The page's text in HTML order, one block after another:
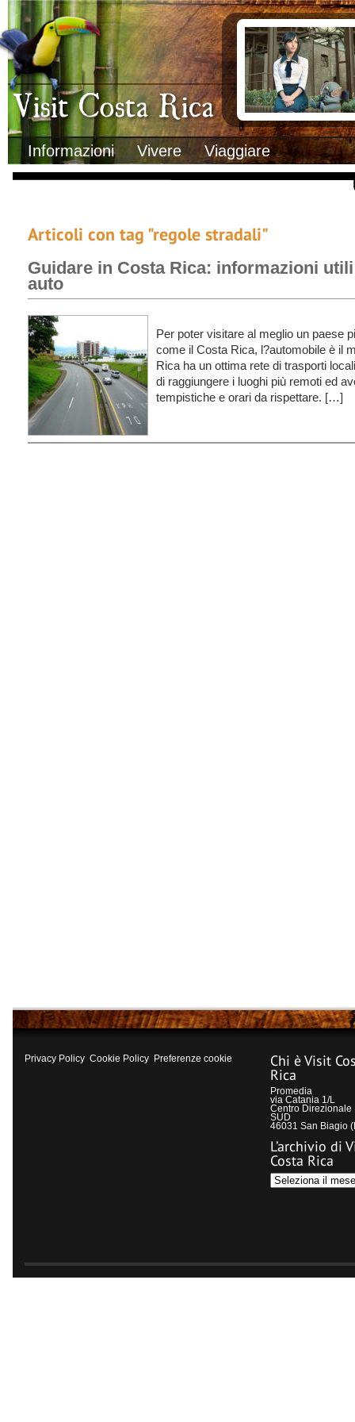
Visit Costa Rica
Informazioni Vivere Viaggiare
Clima
Geografia
Informazioni Geografiche
Letteratura e cultura
Gastronomia
Lo sapevi che
Musica
Natura
Storia
Trasporti Interni
Documenti
Italiani in Costa
L’ambasciata
Opportunità
Articoli con tag "regole stradali"
Guidare in Costa Rica: informazioni
auto
Per poter visitare al meglio un paese
come il Costa Rica, l?automobile è il
Rica ha un ottima rete di trasporti
di raggiungere i luoghi più remoti ed
tempistiche e orari da rispettare. […]
Privacy Policy Cookie Policy Preferenze cookie Chi è Visit
Rica
Promedia
via Catania 1/L
Centro Direzionale
SUD
46031 San Biagio
L’archivio di
Costa Rica
L’archivio
di